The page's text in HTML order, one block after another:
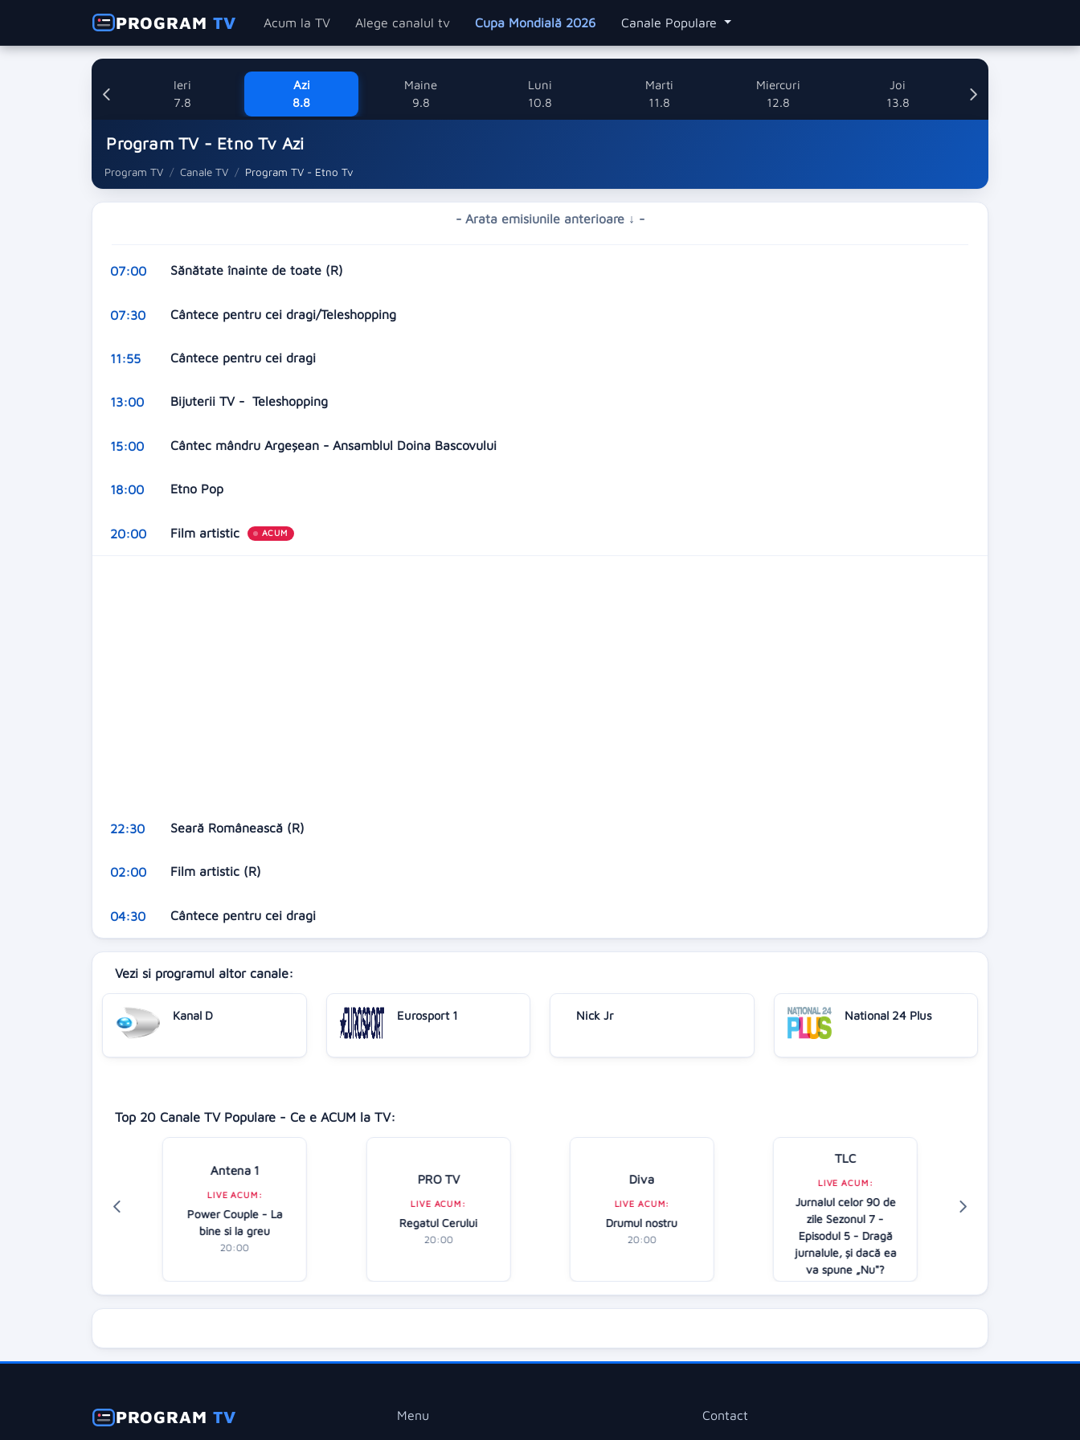
PROGRAMTV Acum la TV Alege canalul tv Cupa Mondială 2026 Canale Populare
Ieri
7.8
Azi
8.8
Maine
9.8
Luni
10.8
Marti
11.8
Miercuri
12.8
Joi
13.8
Program TV - Etno Tv Azi
Program TV Canale TV Program TV - Etno Tv
- Arata emisiunile anterioare ↓ -
07:00 Sănătate înainte de toate (R)
07:30 Cântece pentru cei dragi/Teleshopping
11:55 Cântece pentru cei dragi
13:00 Bijuterii TV - Teleshopping
15:00 Cântec mândru Argeșean - Ansamblul Doina Bascovului
18:00 Etno Pop
20:00 Film artistic ACUM
22:30 Seară Românească (R)
02:00 Film artistic (R)
04:30 Cântece pentru cei dragi
Vezi si programul altor canale:
Kanal D Eurosport 1 Nick Jr National 24 Plus
Top 20 Canale TV Populare - Ce e ACUM la TV:
Antena 1
LIVE ACUM:
Power Couple - La
bine si la greu
20:00
PRO TV
LIVE ACUM:
Regatul Cerului
20:00
Diva
LIVE ACUM:
Drumul nostru
20:00
TLC
LIVE ACUM:
Jurnalul celor 90 de
zile Sezonul 7 -
Episodul 5 - Dragă
jurnalule, și dacă ea
va spune „Nu"?
PROGRAMTV Menu Contact